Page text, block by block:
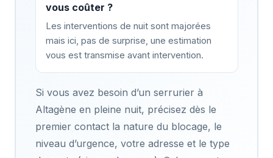
vous coûter ?
Les interventions de nuit sont majorées
mais ici, pas de surprise, une estimation
vous est transmise avant intervention.
Si vous avez besoin d’un serrurier à
Altagène en pleine nuit, précisez dès le
premier contact la nature du blocage, le
niveau d’urgence, votre adresse et le type